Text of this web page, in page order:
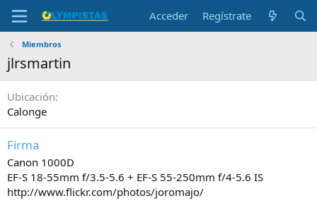
Acceder Regístrate
Miembros
jlrsmartin
Ubicación
Calonge
Firma
Canon 1000D
EF-S 18-55mm f/3.5-5.6 + EF-S 55-250mm f/4-5.6 IS
http://www.flickr.com/photos/joromajo/